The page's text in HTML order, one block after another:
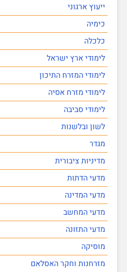
ייעוץ ארגוני
כימיה
כלכלה
לימודי ארץ ישראל
לימודי המזרח התיכון
לימודי מזרח אסיה
לימודי סביבה
לשון ובלשנות
מגדר
מדיניות ציבורית
מדעי הדתות
מדעי המדינה
מדעי המחשב
מדעי התזונה
מוסיקה
מזרחנות וחקר האסלאם